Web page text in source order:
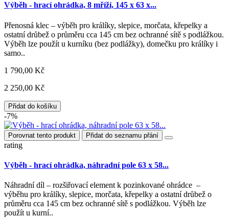
Výběh - hrací ohrádka, 8 mříží, 145 x 63 x...
Přenosná klec – výběh pro králíky, slepice, morčata, křepelky a
ostatní drůbež o průměru cca 145 cm bez ochranné sítě s podlážkou.
Výběh lze použít u kurníku (bez podlážky), domečku pro králíky i
samo..
1 790,00 Kč
2 250,00 Kč
Přidat do košíku
-7%
Porovnat tento produkt Přidat do seznamu přání
rating
Výběh - hrací ohrádka, náhradní pole 63 x 58...
Náhradní díl – rozšiřovací element k pozinkované ohrádce –
výběhu pro králíky, slepice, morčata, křepelky a ostatní drůbež o
průměru cca 145 cm bez ochranné sítě s podlážkou. Výběh lze
použít u kurní..